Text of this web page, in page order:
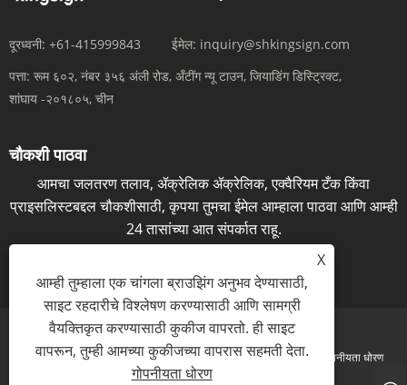
दूरध्वनी: +61-415999843 ईमेल: inquiry@shkingsign.com
पत्ता: रूम ६०२, नंबर ३५६ अंली रोड, अँटींग न्यू टाउन, जियाडिंग डिस्ट्रिक्ट,
शांघाय -२०१८०५, चीन
चौकशी पाठवा
आमचा जलतरण तलाव, ॲक्रेलिक ॲक्रेलिक, एक्वैरियम टँक किंवा
प्राइसलिस्टबद्दल चौकशीसाठी, कृपया तुमचा ईमेल आम्हाला पाठवा आणि आम्ही
24 तासांच्या आत संपर्कात राहू.
Links Sitemap RSS XML गोपनीयता धोरण
X
आम्ही तुम्हाला एक चांगला ब्राउझिंग अनुभव देण्यासाठी,
साइट रहदारीचे विश्लेषण करण्यासाठी आणि सामग्री
वैयक्तिकृत करण्यासाठी कुकीज वापरतो. ही साइट
वापरून, तुम्ही आमच्या कुकीजच्या वापरास सहमती देता.
गोपनीयता धोरण